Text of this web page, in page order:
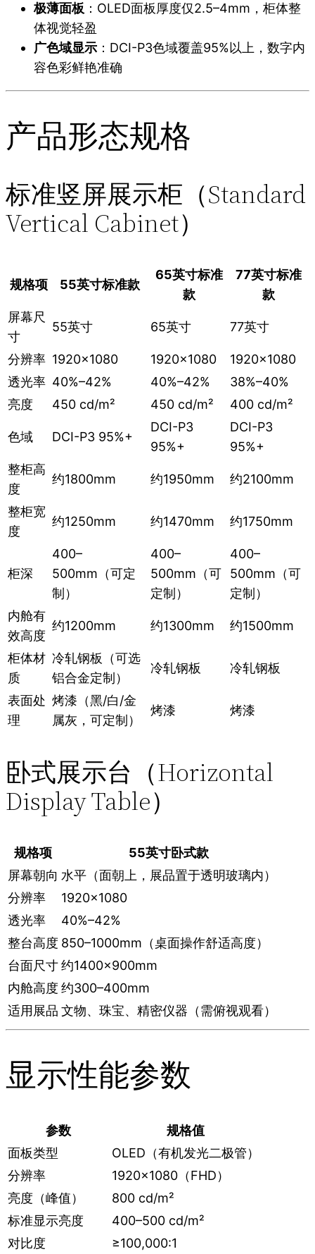
极薄面板 ：OLED面板厚度仅2.5–4mm，柜体整
体视觉轻盈
广色域显示 ：DCI-P3色域覆盖95%以上，数字内
容色彩鲜艳准确
产品形态规格
标准竖屏展示柜（Standard
Vertical Cabinet）
规格项 55英寸标准款
65英寸标准
款
77英寸标准
款
屏幕尺
寸
55英寸 65英寸 77英寸
分辨率 1920×1080 1920×1080
1920×1080
透光率 40%–42% 40%–42%
38%–40%
亮度
450 cd/m² 450 cd/m² 400 cd/m²
色域 DCI-P3 95%+
DCI-P3
95%+
DCI-P3
95%+
整柜高
度
约1800mm 约1950mm 约2100mm
整柜宽
度
约1250mm 约1470mm 约1750mm
柜深
400–
500mm（可定
制）
400–
500mm（可
定制）
400–
500mm（可
定制）
内舱有
效高度
约1200mm 约1300mm 约1500mm
柜体材
质
冷轧钢板（可选
铝合金定制）
冷轧钢板 冷轧钢板
表面处
理
烤漆（黑/白/金
属灰，可定制）
烤漆 烤漆
卧式展示台（Horizontal
Display Table）
规格项
55英寸卧式款
屏幕朝向 水平（面朝上，展品置于透明玻璃内）
分辨率
1920×1080
透光率
40%–42%
整台高度 850–1000mm（桌面操作舒适高度）
台面尺寸约1400×900mm
内舱高度 约300–400mm
适用展品 文物、珠宝、精密仪器（需俯视观看）
显示性能参数
参数
规格值
面板类型
OLED（有机发光二极管）
分辨率
1920×1080（FHD）
亮度（峰值）
800 cd/m²
标准显示亮度
400–500 cd/m²
对比度
≥100,000:1